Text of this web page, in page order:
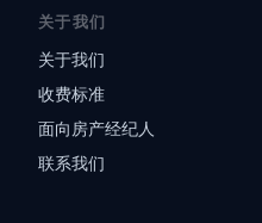
关于我们
关于我们
收费标准
面向房产经纪人
联系我们